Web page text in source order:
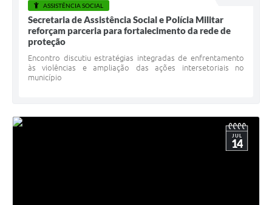
Carta de Serviços
Arquivos para Download
Galeria de Vídeos
Contas Públicas
Links Úteis
ASSISTÊNCIA SOCIAL
Secretaria de Assistência Social e Polícia Militar
reforçam parceria para fortalecimento da rede de
proteção
Encontro discutiu estratégias integradas de enfrentamento
às violências e ampliação das ações intersetoriais no
município
JUL
14